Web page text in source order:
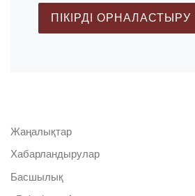
Жаңалықтар
Хабарландырулар
Басшылық